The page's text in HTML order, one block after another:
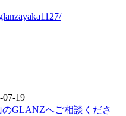
07-19
GLANZへご相談くださ